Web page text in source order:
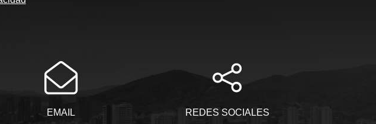
EMAIL REDES SOCIALES